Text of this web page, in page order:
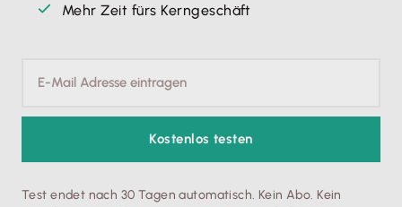
Mehr Zeit fürs Kerngeschäft
Kostenlos testen
Test endet nach 30 Tagen automatisch. Kein Abo. Kein